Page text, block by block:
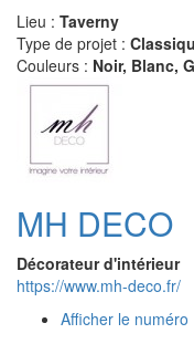
Lieu : Taverny
Type de projet :
Couleurs : Noir, Blanc,
MH DECO
Décorateur d'intérieur
https://www.mh-deco.fr/
Afficher le numéro